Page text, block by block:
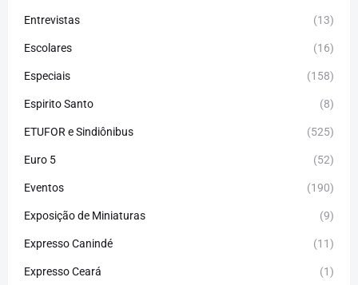
Entrevistas (13)
Escolares (16)
Especiais (158)
Espirito Santo (8)
ETUFOR e Sindiônibus (525)
Euro 5 (52)
Eventos (190)
Exposição de Miniaturas (9)
Expresso Canindé (11)
Expresso Ceará (1)